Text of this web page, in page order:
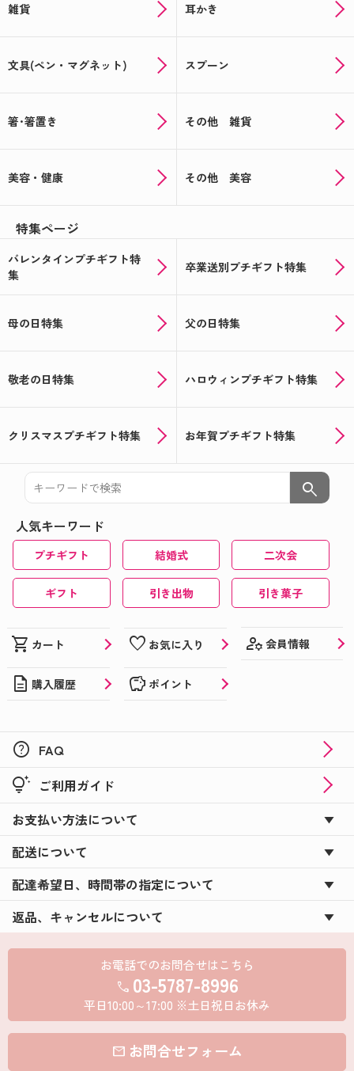
雑貨 耳かき
文具(ペン・マグネット) スプーン
箸･箸置き その他 雑貨
美容・健康 その他 美容
特集ページ
バレンタインプチギフト特
集
卒業送別プチギフト特集
母の日特集 父の日特集
敬老の日特集 ハロウィンプチギフト特集
クリスマスプチギフト特集 お年賀プチギフト特集
search
人気キーワード
プチギフト 結婚式 二次会
ギフト 引き出物 引き菓子
shopping_cart カート favorite お気に入り manage_accounts 会員情報
description 購入履歴 savings ポイント
help FAQ
tips_and_updates ご利用ガイド
お支払い方法について
配送について
配達希望日、時間帯の指定について
返品、キャンセルについて
お電話でのお問合せはこちら
call 03-5787-8996
平日10:00～17:00 ※土日祝日お休み
mail お問合せフォーム